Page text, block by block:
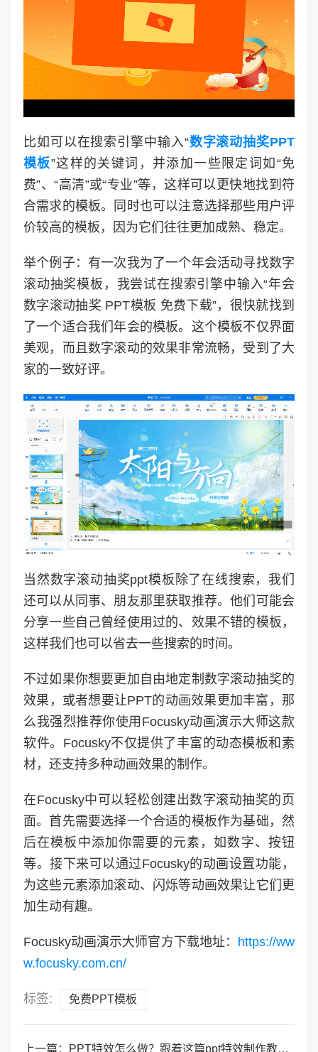
比如可以在搜索引擎中输入“数字滚动抽奖PPT
模板”这样的关键词，并添加一些限定词如“免
费”、“高清”或“专业”等，这样可以更快地找到符
合需求的模板。同时也可以注意选择那些用户评
价较高的模板，因为它们往往更加成熟、稳定。
举个例子：有一次我为了一个年会活动寻找数字
滚动抽奖模板，我尝试在搜索引擎中输入“年会
数字滚动抽奖 PPT模板 免费下载”，很快就找到
了一个适合我们年会的模板。这个模板不仅界面
美观，而且数字滚动的效果非常流畅，受到了大
家的一致好评。
当然数字滚动抽奖ppt模板除了在线搜索，我们
还可以从同事、朋友那里获取推荐。他们可能会
分享一些自己曾经使用过的、效果不错的模板，
这样我们也可以省去一些搜索的时间。
不过如果你想要更加自由地定制数字滚动抽奖的
效果，或者想要让PPT的动画效果更加丰富，那
么我强烈推荐你使用Focusky动画演示大师这款
软件。Focusky不仅提供了丰富的动态模板和素
材，还支持多种动画效果的制作。
在Focusky中可以轻松创建出数字滚动抽奖的页
面。首先需要选择一个合适的模板作为基础，然
后在模板中添加你需要的元素，如数字、按钮
等。接下来可以通过Focusky的动画设置功能，
为这些元素添加滚动、闪烁等动画效果让它们更
加生动有趣。
Focusky动画演示大师官方下载地址： https://ww
w.focusky.com.cn/
标签: 免费PPT模板
上一篇： PPT特效怎么做？跟着这篇ppt特效制作教程学起来吧！